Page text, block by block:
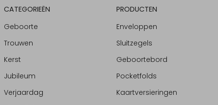
CATEGORIEËN
Geboorte
Trouwen
Kerst
Jubileum
Verjaardag
PRODUCTEN
Enveloppen
Sluitzegels
Geboortebord
Pocketfolds
Kaartversieringen